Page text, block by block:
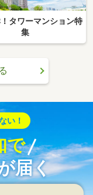
タワーマンション特
集
い！
で
届く